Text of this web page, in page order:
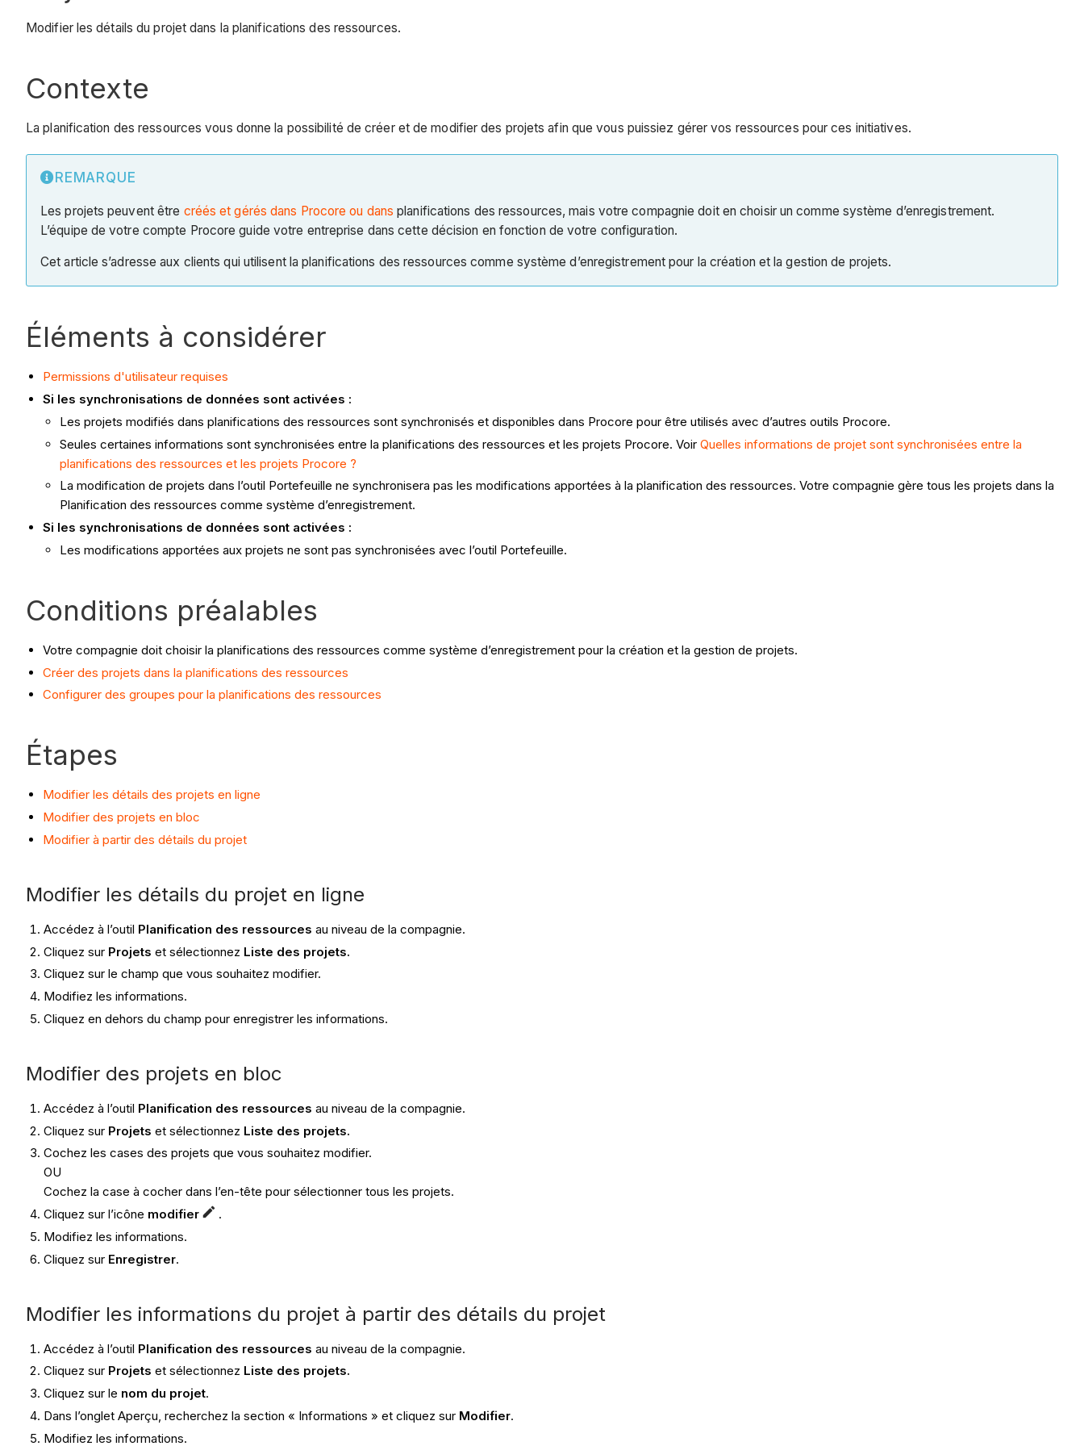
Modifier les détails du projet dans la planifications des ressources.
Contexte
La planification des ressources vous donne la possibilité de créer et de modifier des projets afin que vous puissiez gérer vos ressources pour ces initiatives.
REMARQUE
Les projets peuvent être créés et gérés dans Procore ou dans planifications des ressources, mais votre compagnie doit en choisir un comme système d’enregistrement.
L’équipe de votre compte Procore guide votre entreprise dans cette décision en fonction de votre configuration.
Cet article s’adresse aux clients qui utilisent la planifications des ressources comme système d’enregistrement pour la création et la gestion de projets.
Éléments à considérer
Permissions d'utilisateur requises
Si les synchronisations de données sont activées :
Les projets modifiés dans planifications des ressources sont synchronisés et disponibles dans Procore pour être utilisés avec d’autres outils Procore.
Seules certaines informations sont synchronisées entre la planifications des ressources et les projets Procore. Voir Quelles informations de projet sont synchronisées entre la
planifications des ressources et les projets Procore ?
La modification de projets dans l’outil Portefeuille ne synchronisera pas les modifications apportées à la planification des ressources. Votre compagnie gère tous les projets dans la
Planification des ressources comme système d’enregistrement.
Si les synchronisations de données sont activées :
Les modifications apportées aux projets ne sont pas synchronisées avec l’outil Portefeuille.
Conditions préalables
Votre compagnie doit choisir la planifications des ressources comme système d’enregistrement pour la création et la gestion de projets.
Créer des projets dans la planifications des ressources
Configurer des groupes pour la planifications des ressources
Étapes
Modifier les détails des projets en ligne
Modifier des projets en bloc
Modifier à partir des détails du projet
Modifier les détails du projet en ligne
Accédez à l’outil Planification des ressources au niveau de la compagnie.
Cliquez sur Projetset sélectionnez Liste des projets.
Cliquez sur le champ que vous souhaitez modifier.
Modifiez les informations.
Cliquez en dehors du champ pour enregistrer les informations.
Modifier des projets en bloc
Accédez à l’outil Planification des ressources au niveau de la compagnie.
Cliquez sur Projets et sélectionnez Liste des projets.
Cochez les cases des projets que vous souhaitez modifier.
OU
Cochez la case à cocher dans l’en-tête pour sélectionner tous les projets.
Cliquez sur l’icône modifier
.
Modifiez les informations.
Cliquez sur Enregistrer.
Modifier les informations du projet à partir des détails du projet
Accédez à l’outil Planification des ressources au niveau de la compagnie.
Cliquez sur Projetset sélectionnez Liste des projets.
Cliquez sur le nom du projet.
Dans l’onglet Aperçu, recherchez la section « Informations » et cliquez sur Modifier.
Modifiez les informations.